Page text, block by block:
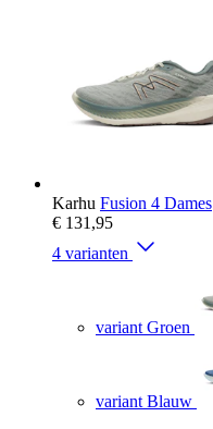
Karhu Fusion 4 Dames
€ 131,95
4 varianten
variant Groen
variant Blauw